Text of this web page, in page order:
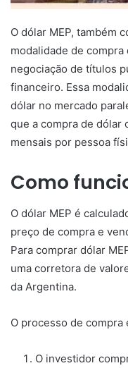
O dólar MEP, também
modalidade de
negociação de títulos
financeiro. Essa
dólar no mercado
que a compra de dólar
mensais por pessoa
Como
O dólar MEP é
preço de compra e
Para comprar dólar
uma corretora de
da Argentina.
O processo de compra
O investidor